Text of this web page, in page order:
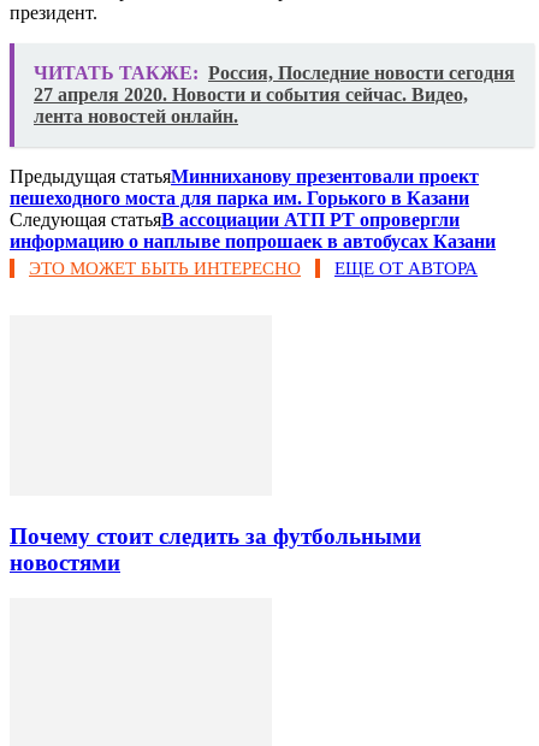
президент.
ЧИТАТЬ ТАКЖЕ: Россия, Последние новости сегодня
27 апреля 2020. Новости и события сейчас. Видео,
лента новостей онлайн.
Предыдущая статьяМинниханову презентовали проект
пешеходного моста для парка им. Горького в Казани
Следующая статьяВ ассоциации АТП РТ опровергли
информацию о наплыве попрошаек в автобусах Казани
ЭТО МОЖЕТ БЫТЬ ИНТЕРЕСНО ЕЩЕ ОТ АВТОРА
Почему стоит следить за футбольными
новостями